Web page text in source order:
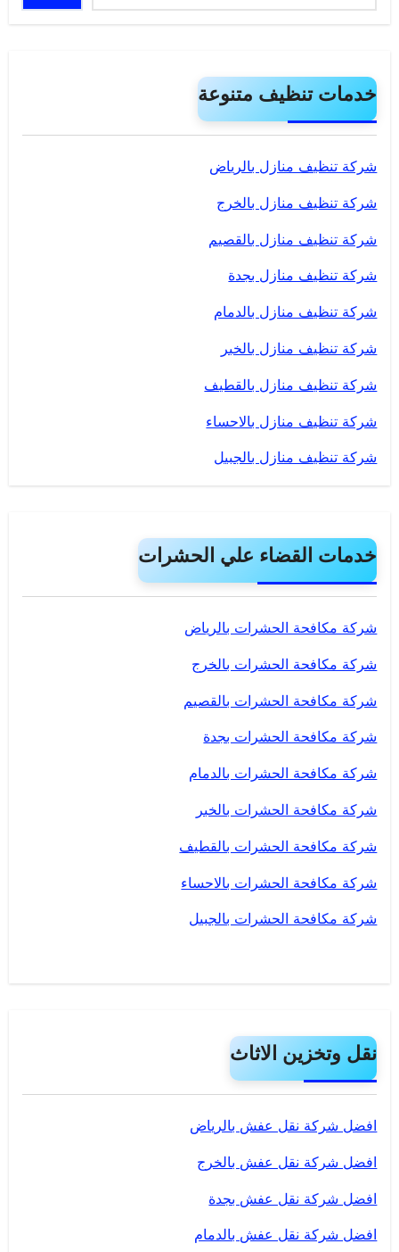
خدمات تنظيف متنوعة
شركة تنظيف منازل بالرياض
شركة تنظيف منازل بالخرج
شركة تنظيف منازل بالقصيم
شركة تنظيف منازل بجدة
شركة تنظيف منازل بالدمام
شركة تنظيف منازل بالخبر
شركة تنظيف منازل بالقطيف
شركة تنظيف منازل بالاحساء
شركة تنظيف منازل بالجبيل
خدمات القضاء علي الحشرات
شركة مكافحة الحشرات بالرياض
شركة مكافحة الحشرات بالخرج
شركة مكافحة الحشرات بالقصيم
شركة مكافحة الحشرات بجدة
شركة مكافحة الحشرات بالدمام
شركة مكافحة الحشرات بالخبر
شركة مكافحة الحشرات بالقطيف
شركة مكافحة الحشرات بالاحساء
شركة مكافحة الحشرات بالجبيل
نقل وتخزين الاثاث
افضل شركة نقل عفش بالرياض
افضل شركة نقل عفش بالخرج
افضل شركة نقل عفش بجدة
افضل شركة نقل عفش بالدمام